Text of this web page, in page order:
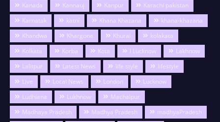
Kanada
Kannauj Kanpur
Karachi pakistan
Karnatak
katni Khana Khazana
khana-khazana
Khandwa
Khargone Khurai
kolakata
Kolkata
Korba Kota l Lucknow
Lakhnow
Lalitpur
Latest News life style
lifestyle
Live
Local News London
Lucknow
Ludhiana
Lukhnow
Machalpur
Madhaya Pradesh
Madhya Pradesh
madhyaPradesh